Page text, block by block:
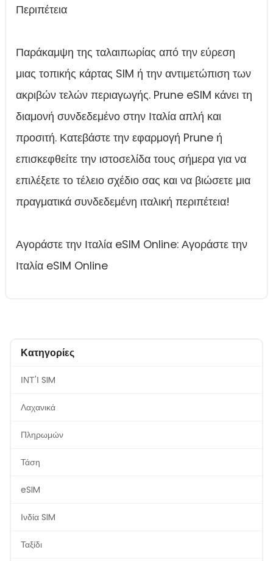
Περιπέτεια
Παράκαμψη της ταλαιπωρίας από την εύρεση
μιας τοπικής κάρτας SIM ή την αντιμετώπιση των
ακριβών τελών περιαγωγής. Prune eSIM κάνει τη
διαμονή συνδεδεμένο στην Ιταλία απλή και
προσιτή. Κατεβάστε την εφαρμογή Prune ή
επισκεφθείτε την ιστοσελίδα τους σήμερα για να
επιλέξετε το τέλειο σχέδιο σας και να βιώσετε μια
πραγματικά συνδεδεμένη ιταλική περιπέτεια!
Αγοράστε την Ιταλία eSIM Online: Αγοράστε την
Ιταλία eSIM Online
Κατηγορίες
ΙΝΤ'Ι SIM
Λαχανικά
Πληρωμών
Τάση
eSIM
Ινδία SIM
Ταξίδι